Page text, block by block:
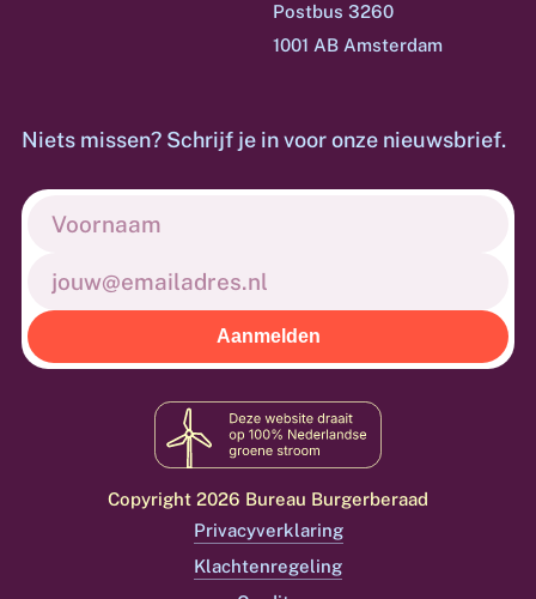
Postbus 3260
1001 AB Amsterdam
Niets missen? Schrijf je in voor onze nieuwsbrief.
Voornaam
mailadres(Vereist)
Copyright 2026 Bureau Burgerberaad
Privacyverklaring
Klachtenregeling